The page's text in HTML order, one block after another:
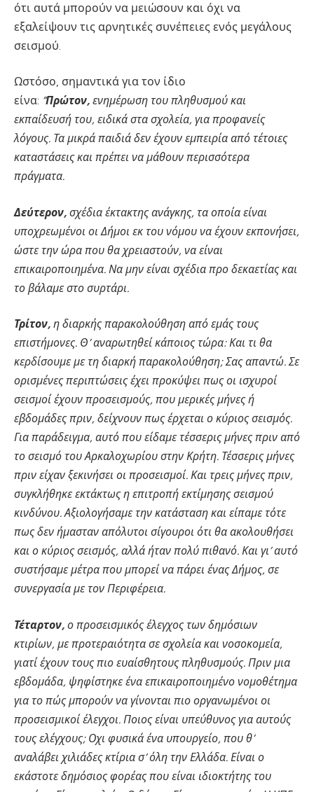
ότι αυτά μπορούν να μειώσουν και όχι να
εξαλείψουν τις αρνητικές συνέπειες ενός μεγάλους
σεισμού.
Ωστόσο, σημαντικά για τον ίδιο
είνα: “Πρώτον, ενημέρωση του πληθυσμού και
εκπαίδευσή του, ειδικά στα σχολεία, για προφανείς
λόγους. Τα μικρά παιδιά δεν έχουν εμπειρία από τέτοιες
καταστάσεις και πρέπει να μάθουν περισσότερα
πράγματα.
Δεύτερον, σχέδια έκτακτης ανάγκης, τα οποία είναι
υποχρεωμένοι οι Δήμοι εκ του νόμου να έχουν εκπονήσει,
ώστε την ώρα που θα χρειαστούν, να είναι
επικαιροποιημένα. Να μην είναι σχέδια προ δεκαετίας και
το βάλαμε στο συρτάρι.
Τρίτον, η διαρκής παρακολούθηση από εμάς τους
επιστήμονες. Θ’ αναρωτηθεί κάποιος τώρα: Και τι θα
κερδίσουμε με τη διαρκή παρακολούθηση; Σας απαντώ. Σε
ορισμένες περιπτώσεις έχει προκύψει πως οι ισχυροί
σεισμοί έχουν προσεισμούς, που μερικές μήνες ή
εβδομάδες πριν, δείχνουν πως έρχεται ο κύριος σεισμός.
Για παράδειγμα, αυτό που είδαμε τέσσερις μήνες πριν από
το σεισμό του Αρκαλοχωρίου στην Κρήτη. Τέσσερις μήνες
πριν είχαν ξεκινήσει οι προσεισμοί. Και τρεις μήνες πριν,
συγκλήθηκε εκτάκτως η επιτροπή εκτίμησης σεισμού
κινδύνου. Αξιολογήσαμε την κατάσταση και είπαμε τότε
πως δεν ήμασταν απόλυτοι σίγουροι ότι θα ακολουθήσει
και ο κύριος σεισμός, αλλά ήταν πολύ πιθανό. Και γι’ αυτό
συστήσαμε μέτρα που μπορεί να πάρει ένας Δήμος, σε
συνεργασία με τον Περιφέρεια.
Τέταρτον, ο προσεισμικός έλεγχος των δημόσιων
κτιρίων, με προτεραιότητα σε σχολεία και νοσοκομεία,
γιατί έχουν τους πιο ευαίσθητους πληθυσμούς. Πριν μια
εβδομάδα, ψηφίστηκε ένα επικαιροποιημένο νομοθέτημα
για το πώς μπορούν να γίνονται πιο οργανωμένοι οι
προσεισμικοί έλεγχοι. Ποιος είναι υπεύθυνος για αυτούς
τους ελέγχους; Οχι φυσικά ένα υπουργείο, που θ’
αναλάβει χιλιάδες κτίρια σ’ όλη την Ελλάδα. Είναι ο
εκάστοτε δημόσιος φορέας που είναι ιδιοκτήτης του